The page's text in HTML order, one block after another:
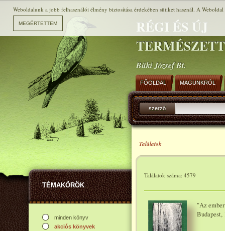
RÉGI ÉS ÚJ
Büki József Bt.
TÉMAKÖRÖK
minden könyv
akciós könyvek
FŐOLDAL MAGUNKRÓL
szerző
Találatok
Találatok száma: 4579
"Az
Budapest,
Weboldalunk a jobb felhasználói élmény biztosítása érdekében sütiket használ. A